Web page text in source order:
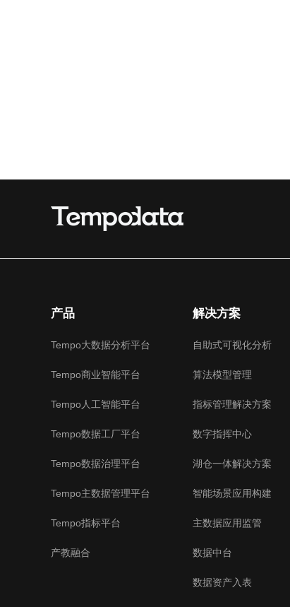
产品
Tempo大数据分析平台
Tempo商业智能平台
Tempo人工智能平台
Tempo数据工厂平台
Tempo数据治理平台
Tempo主数据管理平台
Tempo指标平台
产教融合
解决方案
自助式可视化分析
算法模型管理
指标管理解决方案
数字指挥中心
湖仓一体解决方案
智能场景应用构建
主数据应用监管
数据中台
数据资产入表